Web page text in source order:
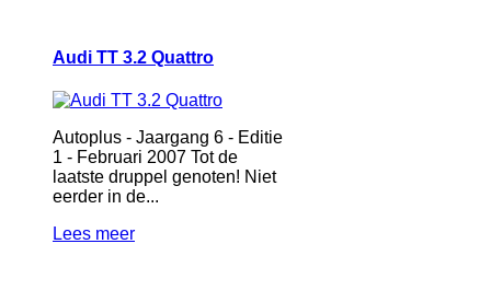
Audi TT 3.2 Quattro
Autoplus - Jaargang 6 - Editie
1 - Februari 2007 Tot de
laatste druppel genoten! Niet
eerder in de...
Lees meer